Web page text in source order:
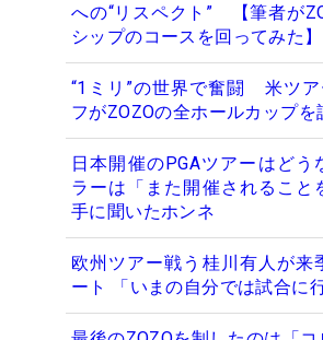
への“リスペクト” 【筆者が
シップのコースを回ってみた】
“1ミリ”の世界で奮闘 米ツ
フがZOZOの全ホールカップを
日本開催のPGAツアーはどう
ラーは「また開催されるこ
手に聞いたホンネ
欧州ツアー戦う桂川有人が来
ート 「いまの自分では試合に